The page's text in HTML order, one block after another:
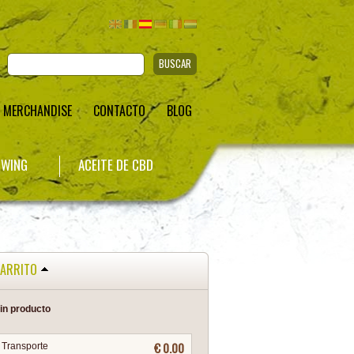
BUSCAR
MERCHANDISE CONTACTO BLOG
ACEITE DE CBD
producto
Transporte € 0.00